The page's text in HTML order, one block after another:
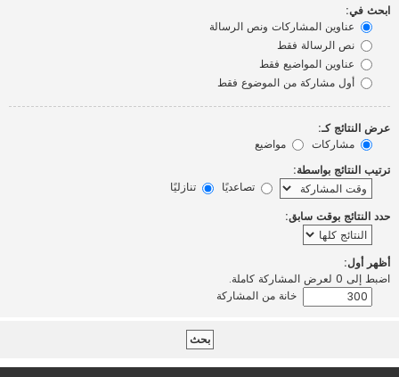
ابحث في:
عناوين المشاركات ونص الرسالة
نص الرسالة فقط
عناوين المواضيع فقط
أول مشاركة من الموضوع فقط
عرض النتائج كـ:
مشاركات
مواضيع
ترتيب النتائج بواسطة:
تصاعديًا
تنازليًا
حدد النتائج بوقت سابق:
أظهر أول:
اضبط إلى 0 لعرض المشاركة كاملة.
خانة من المشاركة